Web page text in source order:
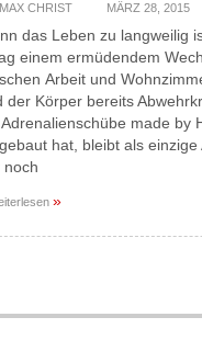
MAX CHRIST MÄRZ 28, 2015
das Leben zu langweilig
einem ermüdendem
Arbeit und
der Körper bereits
made by
hat, bleibt als einzige
noch
»